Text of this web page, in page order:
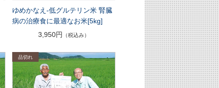
ゆめかなえ-低グルテリン米 腎臓
病の治療食に最適なお米[5kg]
3,950円 （税込み）